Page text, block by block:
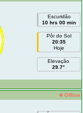
Escuridão
10 hrs 00 min
Pôr do Sol
20:35
Hoje
Elevação
29.7°
Offline